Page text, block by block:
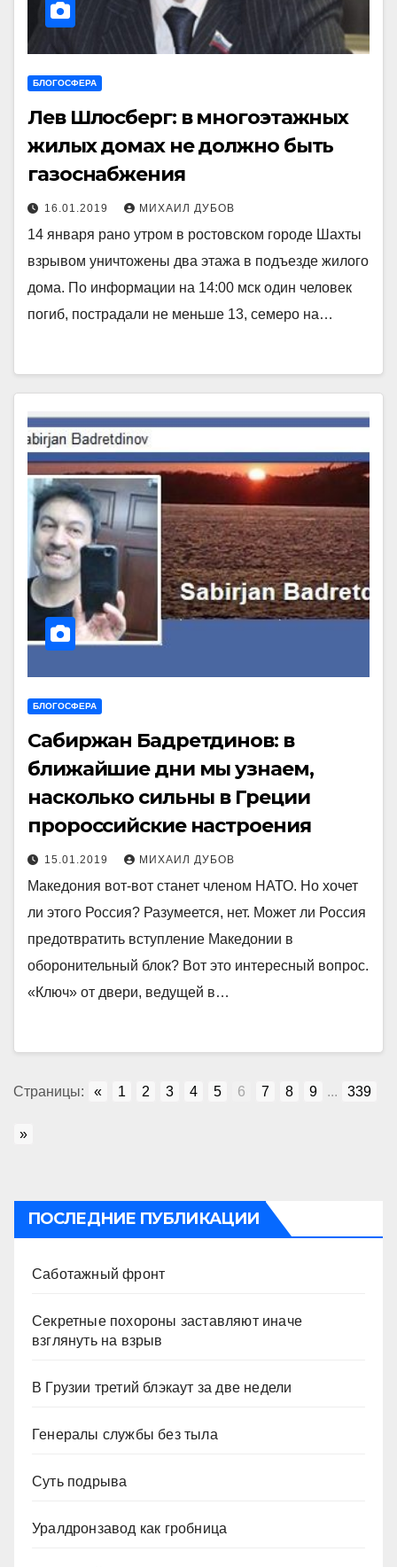
БЛОГОСФЕРА
Лев Шлосберг: в многоэтажных
жилых домах не должно быть
газоснабжения
16.01.2019 МИХАИЛ ДУБОВ
14 января рано утром в ростовском городе Шахты
взрывом уничтожены два этажа в подъезде жилого
дома. По информации на 14:00 мск один человек
погиб, пострадали не меньше 13, семеро на…
БЛОГОСФЕРА
Сабиржан Бадретдинов: в
ближайшие дни мы узнаем,
насколько сильны в Греции
пророссийские настроения
15.01.2019 МИХАИЛ ДУБОВ
Македония вот-вот станет членом НАТО. Но хочет
ли этого Россия? Разумеется, нет. Может ли Россия
предотвратить вступление Македонии в
оборонительный блок? Вот это интересный вопрос.
«Ключ» от двери, ведущей в…
Страницы: « 1 2 3 4 5 6 7 8 9 ... 339
»
ПОСЛЕДНИЕ ПУБЛИКАЦИИ
Саботажный фронт
Секретные похороны заставляют иначе
взглянуть на взрыв
В Грузии третий блэкаут за две недели
Генералы службы без тыла
Суть подрыва
Уралдронзавод как гробница